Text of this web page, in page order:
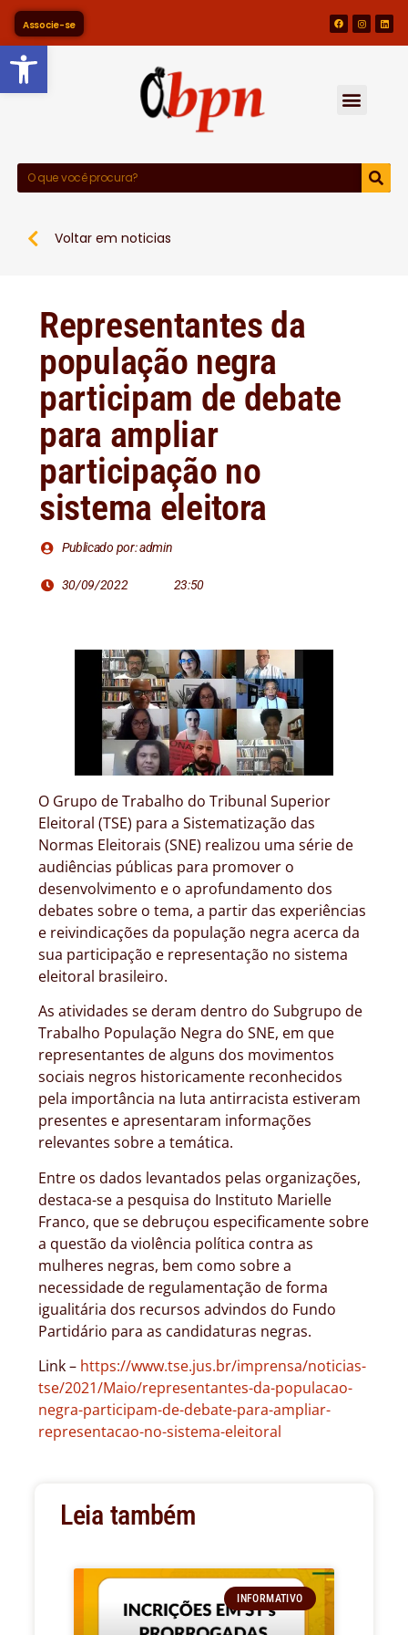
Barra de Ferramentas
Associe-se
Voltar em noticias
Representantes da
população negra
participam de debate
para ampliar
participação no
sistema eleitora
Publicado por: admin
30/09/2022 23:50
O Grupo de Trabalho do Tribunal Superior
Eleitoral (TSE) para a Sistematização das
Normas Eleitorais (SNE) realizou uma série de
audiências públicas para promover o
desenvolvimento e o aprofundamento dos
debates sobre o tema, a partir das experiências
e reivindicações da população negra acerca da
sua participação e representação no sistema
eleitoral brasileiro.
As atividades se deram dentro do Subgrupo de
Trabalho População Negra do SNE, em que
representantes de alguns dos movimentos
sociais negros historicamente reconhecidos
pela importância na luta antirracista estiveram
presentes e apresentaram informações
relevantes sobre a temática.
Entre os dados levantados pelas organizações,
destaca-se a pesquisa do Instituto Marielle
Franco, que se debruçou especificamente sobre
a questão da violência política contra as
mulheres negras, bem como sobre a
necessidade de regulamentação de forma
igualitária dos recursos advindos do Fundo
Partidário para as candidaturas negras.
Link – https://www.tse.jus.br/imprensa/noticias-
tse/2021/Maio/representantes-da-populacao-
negra-participam-de-debate-para-ampliar-
representacao-no-sistema-eleitoral
Leia também
INFORMATIVO